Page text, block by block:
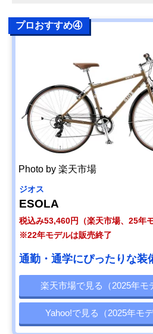
プロおすすめ④
Photo by 楽天市場
ジオス
ESOLA
税込み53,460円（楽天市場、25年モ
※22年モデルは販売終了
通勤・通学にぴったりな装
楽天市場で見る（2025年モ
Yahoo!で見る（2025年モデ